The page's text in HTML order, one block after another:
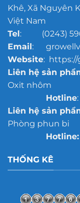
Khê, Xã Nguyên
Việt Nam
Tel: (0243) 596
Email:
Website: https://
Liên hệ sản
Oxit nhôm
Hotline
Liên hệ sản
Phòng phun bi
Hotline:
THỐNG KÊ